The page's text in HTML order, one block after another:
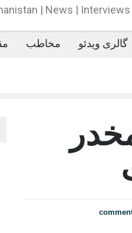
| News |
گالری ویدئو مخاطب